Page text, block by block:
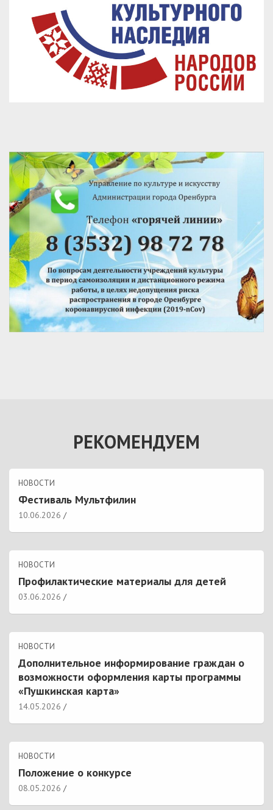
РЕКОМЕНДУЕМ
НОВОСТИ
Фестиваль Мультфилин
10.06.2026
НОВОСТИ
Профилактические материалы для детей
03.06.2026
НОВОСТИ
Дополнительное информирование граждан о
возможности оформления карты программы
«Пушкинская карта»
14.05.2026
НОВОСТИ
Положение о конкурсе
08.05.2026